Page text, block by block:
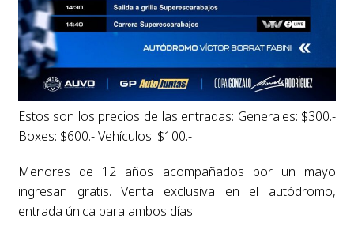
Estos son los precios de las entradas: Generales: $300.-
Boxes: $600.- Vehículos: $100.-
Menores de 12 años acompañados por un mayo
ingresan gratis. Venta exclusiva en el autódromo,
entrada única para ambos días.